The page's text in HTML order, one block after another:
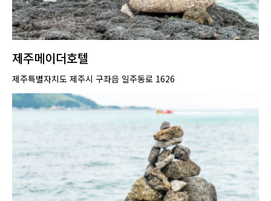
제주메이더호텔
제주특별자치도 제주시 구좌읍 일주동로 1626